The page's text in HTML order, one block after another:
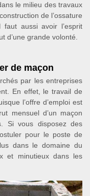
le milieu des travaux
de l’ossature
aussi avoir l’esprit
d’une grande volonté.
de maçon
par les entreprises
En effet, le travail de
l’offre d’emploi est
mensuel d’un maçon
Si vous disposez des
pour le poste de
dans le domaine du
et minutieux dans les